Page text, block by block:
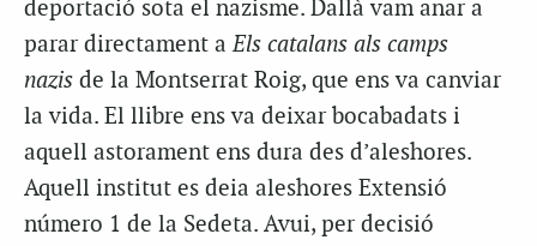
deportació sota el nazisme. Dallà vam anar a
parar directament aEls catalans als camps
nazis de la Montserrat Roig, que ens va canviar
la vida. El llibre ens va deixar bocabadats i
aquell astorament ens dura des d’aleshores.
Aquell institut es deia aleshores Extensió
número 1 de la Sedeta. Avui, per decisió